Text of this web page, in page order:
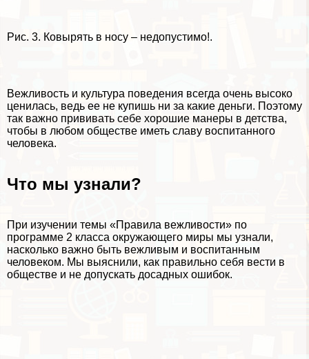
Рис. 3. Ковырять в носу – недопустимо!.
Вежливость и культура поведения всегда очень высоко
ценилась, ведь ее не купишь ни за какие деньги. Поэтому
так важно прививать себе хорошие манеры в детства,
чтобы в любом обществе иметь славу воспитанного
человека.
Что мы узнали?
При изучении темы «Правила вежливости» по
программе 2 класса окружающего миры мы узнали,
насколько важно быть вежливым и воспитанным
человеком. Мы выяснили, как правильно себя вести в
обществе и не допускать досадных ошибок.